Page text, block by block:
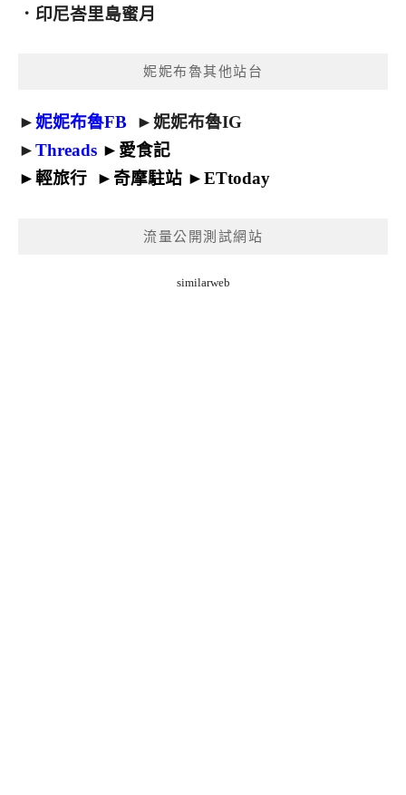
． 印尼峇里島蜜月
妮妮布魯其他站台
►妮妮布魯FB ►妮妮布魯IG
►Threads ► 愛食記
►輕旅行 ► 奇摩駐站 ►ETtoday
流量公開測試網站
similarweb